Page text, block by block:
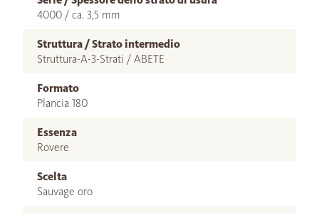
4000 / ca. 3,5 mm
Struttura / Strato intermedio
Struttura-A-3-Strati / ABETE
Formato
Plancia 180
Essenza
Rovere
Scelta
Sauvage oro